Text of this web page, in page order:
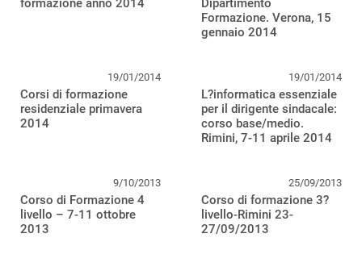
formazione anno 2014
Dipartimento
Formazione. Verona, 15
gennaio 2014
19/01/2014
Corsi di formazione
residenziale primavera
2014
19/01/2014
L?informatica essenziale
per il dirigente sindacale:
corso base/medio.
Rimini, 7-11 aprile 2014
9/10/2013
Corso di Formazione 4
livello – 7-11 ottobre
2013
25/09/2013
Corso di formazione 3?
livello-Rimini 23-
27/09/2013